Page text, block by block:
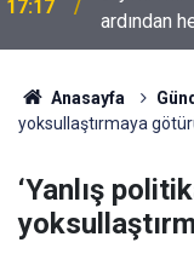
14:45
Anasayfa
yoksullaştırmaya
‘Yanlış